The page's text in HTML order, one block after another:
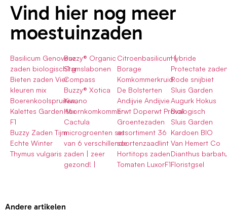
Vind hier nog meer
moestuinzaden
Basilicum Genovese
zaden biologisch1 g
Bieten zaden Vier
kleuren mix
Boerenkoolspruiten,
Kalettes Garden Mix
F1
Buzzy Zaden Tijm
Echte Winter
Thymus vulgaris
Buzzy® Organic
Stamslabonen
Compass
Buzzy® Xotica
Kiwano
Hoornkomkommer
Cactula
microgroenten set
van 6 verschillende
zaden | zeer
gezond! |
Citroenbasilicum |
Borage
Komkommerkruid
De Bolsterten
Andijvie Andijvie
Erwt Doperwt Proval
Groentezaden
assortiment 36
soortenzaadlint
Hortitops zaden
Tomaten LuxorF1
Hybride
Protectate
Rode snijbiet
Sluis Garden
Augurk Hokus
Biologisch
Sluis Garden
Kardoen BIO
Van Hemert Co
Dianthus
Floristgsel
Andere artikelen